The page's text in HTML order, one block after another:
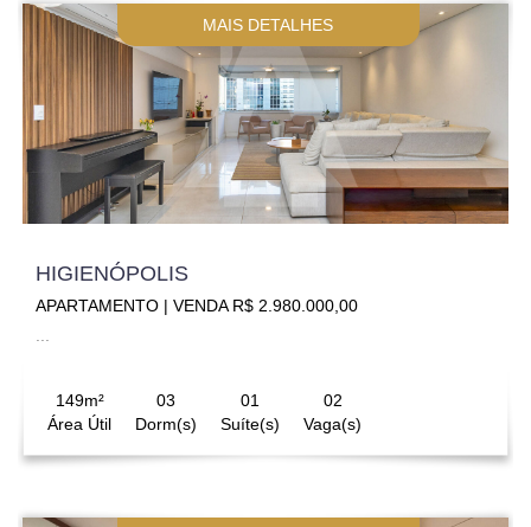
MAIS DETALHES
HIGIENÓPOLIS
APARTAMENTO | VENDA R$ 2.980.000,00
149m²
Área Útil
03
Dorm(s)
01
Suíte(s)
02
Vaga(s)